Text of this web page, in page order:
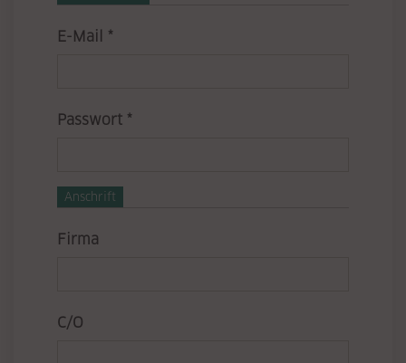
Pflichtfeld
E-Mail *
Pflichtfeld
Passwort *
Anschrift
Firma
C/O